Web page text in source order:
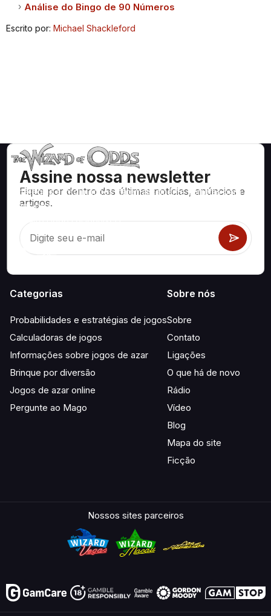
Análise do Bingo de 90 Números
Escrito por: Michael Shackleford
Assine nossa newsletter
Fique por dentro das últimas notícias, anúncios e
artigos.
Estratégias e informações matematicamente corretas para
jogos de cassino como blackjack, craps, roleta e centenas
de outros jogos disponíveis.
Categorias
Probabilidades e estratégias de jogos
Calculadoras de jogos
Informações sobre jogos de azar
Brinque por diversão
Jogos de azar online
Pergunte ao Mago
Sobre nós
Sobre
Contato
Ligações
O que há de novo
Rádio
Vídeo
Blog
Mapa do site
Ficção
Nossos sites parceiros